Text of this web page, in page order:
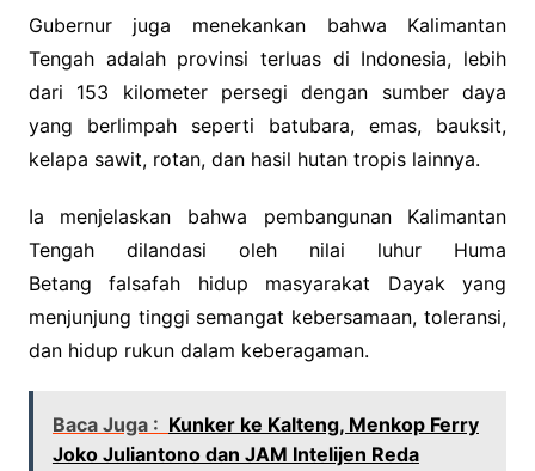
Gubernur juga menekankan bahwa Kalimantan
Tengah adalah provinsi terluas di Indonesia, lebih
dari 153 kilometer persegi dengan sumber daya
yang berlimpah seperti batubara, emas, bauksit,
kelapa sawit, rotan, dan hasil hutan tropis lainnya.
Ia menjelaskan bahwa pembangunan Kalimantan
Tengah dilandasi oleh nilai luhur Huma
Betang falsafah hidup masyarakat Dayak yang
menjunjung tinggi semangat kebersamaan, toleransi,
dan hidup rukun dalam keberagaman.
Baca Juga : Kunker ke Kalteng, Menkop Ferry
Joko Juliantono dan JAM Intelijen Reda